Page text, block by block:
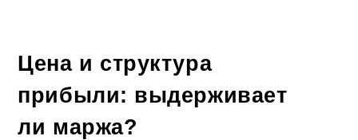
Цена и структура
прибыли: выдерживает
ли маржа?